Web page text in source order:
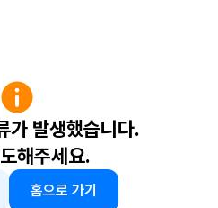
가 발생했습니다.
해주세요.
홈으로 가기